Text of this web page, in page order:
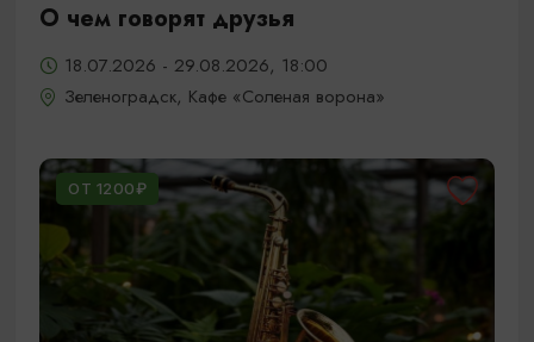
О чем говорят друзья
18.07.2026 - 29.08.2026, 18:00
Зеленоградск, Кафе «Соленая ворона»
ОТ 1200₽